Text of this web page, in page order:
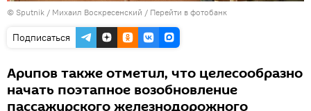
© Sputnik / Михаил Воскресенский / Перейти в фотобанк
Подписаться
Арипов также отметил, что целесообразно
начать поэтапное возобновление
пассажирского железнодорожного